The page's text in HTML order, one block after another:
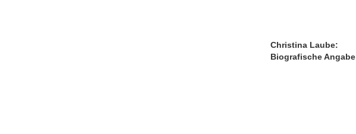
Christina Laube:
Biografische Angabe